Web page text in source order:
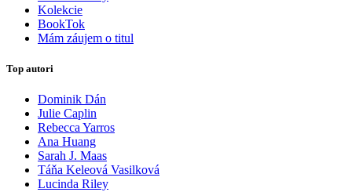
Kolekcie
BookTok
Mám záujem o titul
Top autori
Dominik Dán
Julie Caplin
Rebecca Yarros
Ana Huang
Sarah J. Maas
Táňa Keleová Vasilková
Lucinda Riley